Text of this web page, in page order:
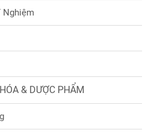
Nghiệm
& DƯỢC PHẨM